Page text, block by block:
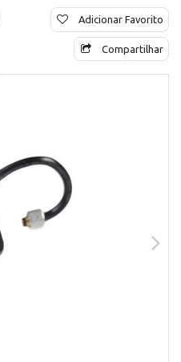
Adicionar Favorito
Compartilhar